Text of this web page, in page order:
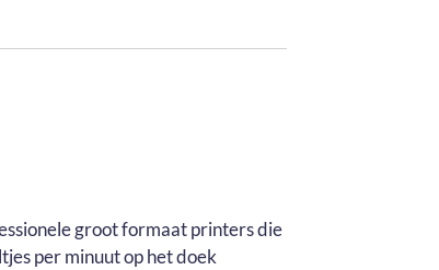
groot formaat printers die
per minuut op het doek